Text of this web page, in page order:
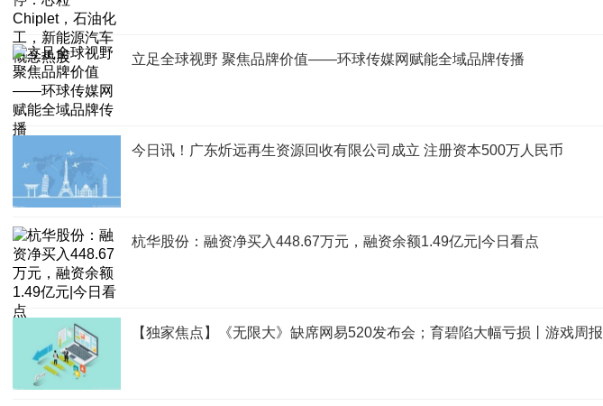
立足全球视野 聚焦品牌价值——环球传媒网赋能全域品牌传播
今日讯！广东炘远再生资源回收有限公司成立 注册资本500万人民币
杭华股份：融资净买入448.67万元，融资余额1.49亿元|今日看点
【独家焦点】《无限大》缺席网易520发布会；育碧陷大幅亏损丨游戏周报